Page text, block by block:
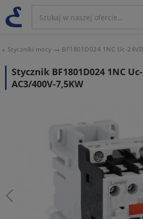
Styczniki mocy BF1801D024 1NC Uc-
Stycznik BF1801D024 1NC
AC3/400V-7,5KW